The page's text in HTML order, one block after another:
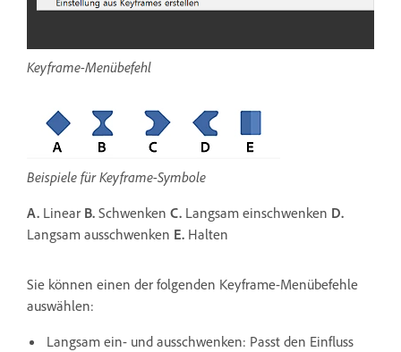
Keyframe-Menübefehl
Beispiele für Keyframe-Symbole
A. Linear B. Schwenken C. Langsam einschwenken D.
Langsam ausschwenken E. Halten
Sie können einen der folgenden Keyframe-Menübefehle
auswählen:
Langsam ein- und ausschwenken: Passt den Einfluss